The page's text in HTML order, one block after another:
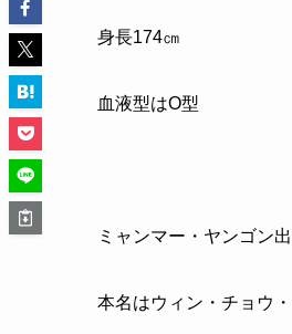
身長174㎝
血液型はO型
ミャンマー・ヤンゴン
本名はウィン・チョウ